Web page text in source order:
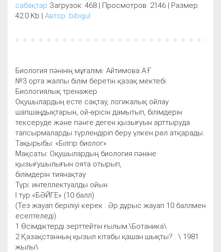
сабақтар Загрузок: 468 | Просмотров: 2146 | Размер:
42.0 Kb | Автор: bibigul
Биология пәнінің мұғалімі: Айтимова А.Ғ
№3 орта жалпы білім беретін қазақ мектебі
Биологиялық тренажер
Оқушылардың есте сақтау, логикалық ойлау
шапшаңдықтарын, ой-өрісін дамытып, білімдерін
тексеруде және пәнге деген қызығуын арттыруда
тапсырмаларды түрлендіріп беру үлкен рөл атқарады.
Тақырыбы: «Білгір биолог»
Мақсаты: Оқушылардың биология пәніне
қызығушылығын оята отырып,
білімдерін тиянақтау
Түрі: интеллектуалды ойын
І тур «БӘЙГЕ» (10 балл)
(Тез жауап беріліуі керек . Әр дұрыс жауап 10 баллмен
есептеледі)
1 Өсімдіктерді зерттейтін ғылым.\Ботаника\
2 Қазақстанның қызыл кітабы қашан шықты? . \ 1981
жылы\